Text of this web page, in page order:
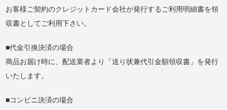
お客様ご契約のクレジットカード会社が発行するご利用明細書を領
収書としてご利用下さい。
代金引換決済の場合
商品お届け時に、配送業者より「送り状兼代引金額領収書」を発行
いたします。
コンビニ決済の場合